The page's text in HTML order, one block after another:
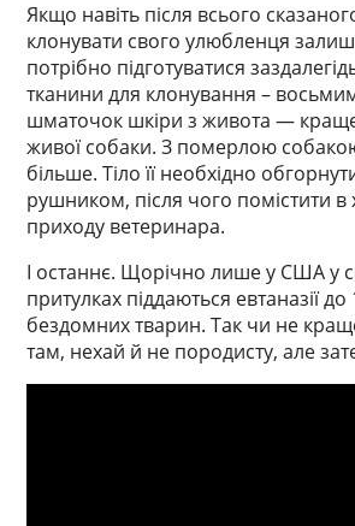
Якщо навіть після всього
клонувати свого улюбленця
потрібно підготуватися
тканини для клонування –
шматочок шкіри з живота —
живої собаки. З померлою
більше. Тіло її необхідно
рушником, після чого помістити
приходу ветеринара.
І останнє. Щорічно лише у США у
притулках піддаються евтаназії
бездомних тварин. Так чи не
там, нехай й не породисту, але